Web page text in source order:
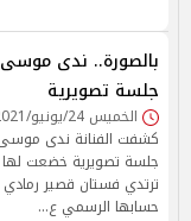
بالصورة.. ندى
جلسة تصويرية
الخميس 24/يونيو/2021 - 12:42 ص
كشفت الفنانة ندى
جلسة تصويرية خضعت
ترتدي فستان قصير
حسابها الرسمي ع…